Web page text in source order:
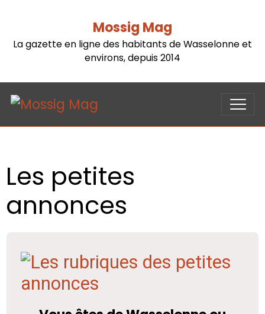
Mossig Mag
La gazette en ligne des habitants de Wasselonne et
environs, depuis 2014
Les petites
annonces